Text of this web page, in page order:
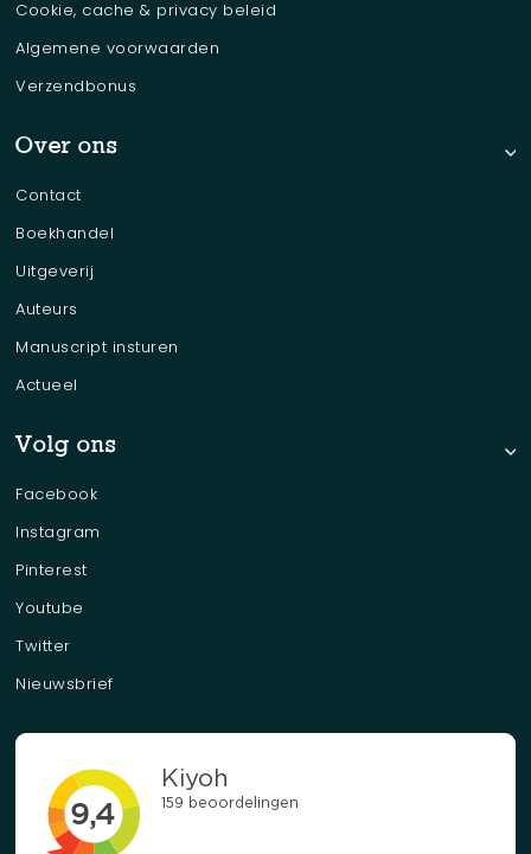
Cookie, cache & privacy beleid
Algemene voorwaarden
Verzendbonus
Over ons
Contact
Boekhandel
Uitgeverij
Auteurs
Manuscript insturen
Actueel
Volg ons
Facebook
Instagram
Pinterest
Youtube
Twitter
Nieuwsbrief